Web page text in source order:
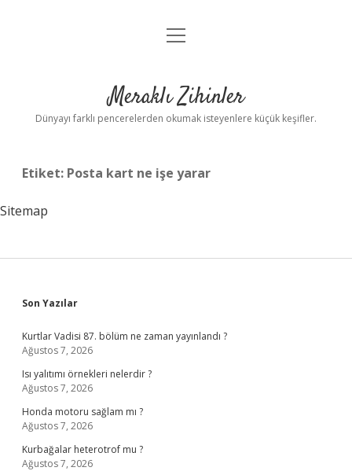
Anasayfa
Yasal Uyarı
menüyü
Meraklı Zihinler
Dünyayı farklı pencerelerden okumak isteyenlere küçük keşifler.
Etiket: Posta kart ne işe yarar
Sitemap
Sidebar
Son Yazılar
Kurtlar Vadisi 87. bölüm ne zaman yayınlandı ?
Ağustos 7, 2026
Isı yalıtımı örnekleri nelerdir ?
Ağustos 7, 2026
Honda motoru sağlam mı ?
Ağustos 7, 2026
Kurbağalar heterotrof mu ?
Ağustos 7, 2026